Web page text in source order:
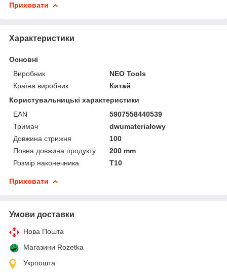
Приховати
Характеристики
Основні
Виробник
NEO Tools
Країна виробник
Китай
Користувальницькі характеристики
EAN
5907558440539
Тримач
dwumateriałowy
Довжина стрижня
100
Повна довжина продукту
200 mm
Розмір наконечника
T10
Приховати
Умови доставки
Нова Пошта
Магазини Rozetka
Укрпошта